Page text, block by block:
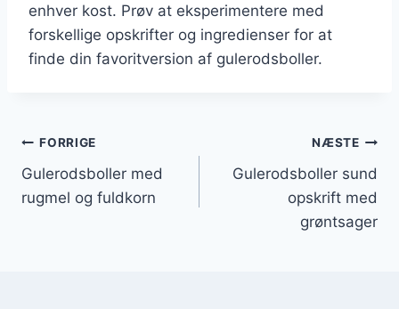
enhver kost. Prøv at eksperimentere med
forskellige opskrifter og ingredienser for at
finde din favoritversion af gulerodsboller.
Indlægsnavigation
FORRIGE
Gulerodsboller med
rugmel og fuldkorn
NÆSTE
Gulerodsboller sund
opskrift med
grøntsager